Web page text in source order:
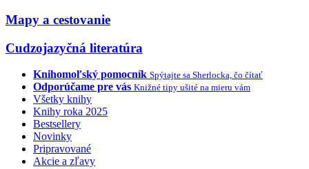
Mapy a cestovanie
Cudzojazyčná literatúra
Knihomoľský pomocník Spýtajte sa Sherlocka, čo čítať
Odporúčame pre vás Knižné tipy ušité na mieru vám
Všetky knihy
Knihy roka 2025
Bestsellery
Novinky
Pripravované
Akcie a zľavy